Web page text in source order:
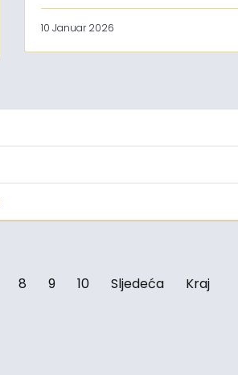
10 Januar 2026
8 9 10 Sljedeća Kraj